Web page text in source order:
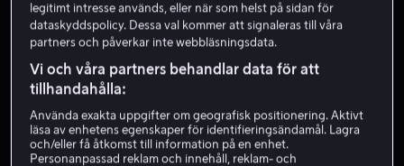
Not Without Hope
5.4 Drama Thriller 2025 1 h 55 min
HD
Skaffa Viaplay
legitimt intresse används, eller när som helst på sidan för
dataskyddspolicy. Dessa val kommer att signaleras till våra
partners och påverkar inte webbläsningsdata.
Vi och våra partners behandlar data för att
tillhandahålla:
Använda exakta uppgifter om geografisk positionering. Aktivt
läsa av enhetens egenskaper för identifieringsändamål. Lagra
och/eller få åtkomst till information på en enhet.
Personanpassad reklam och innehåll, reklam- och